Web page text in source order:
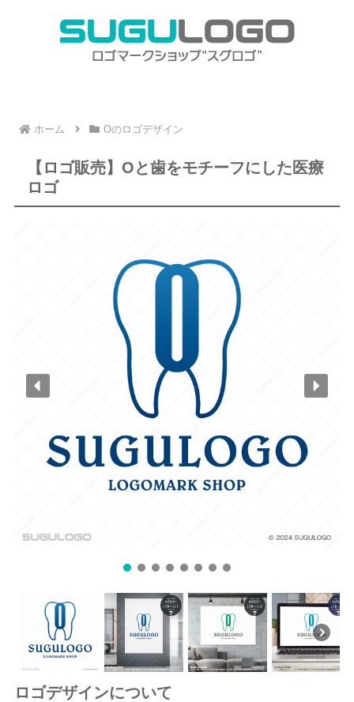
ホーム Oのロゴデザイン
【ロゴ販売】Oと歯をモチーフにした医療
ロゴ
ロゴデザインについて